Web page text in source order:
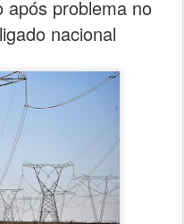
após problema no
nacional